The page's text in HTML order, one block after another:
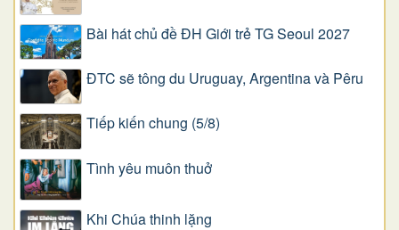
Bài hát chủ đề ĐH Giới trẻ TG Seoul 2027
ĐTC sẽ tông du Uruguay, Argentina và Pêru
Tiếp kiến chung (5/8)
Tình yêu muôn thuở
Khi Chúa thinh lặng